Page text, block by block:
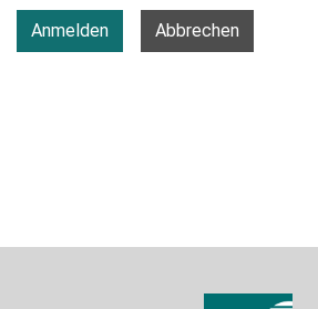
Anmelden Abbrechen